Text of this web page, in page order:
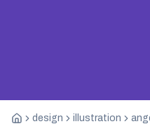
design illustration